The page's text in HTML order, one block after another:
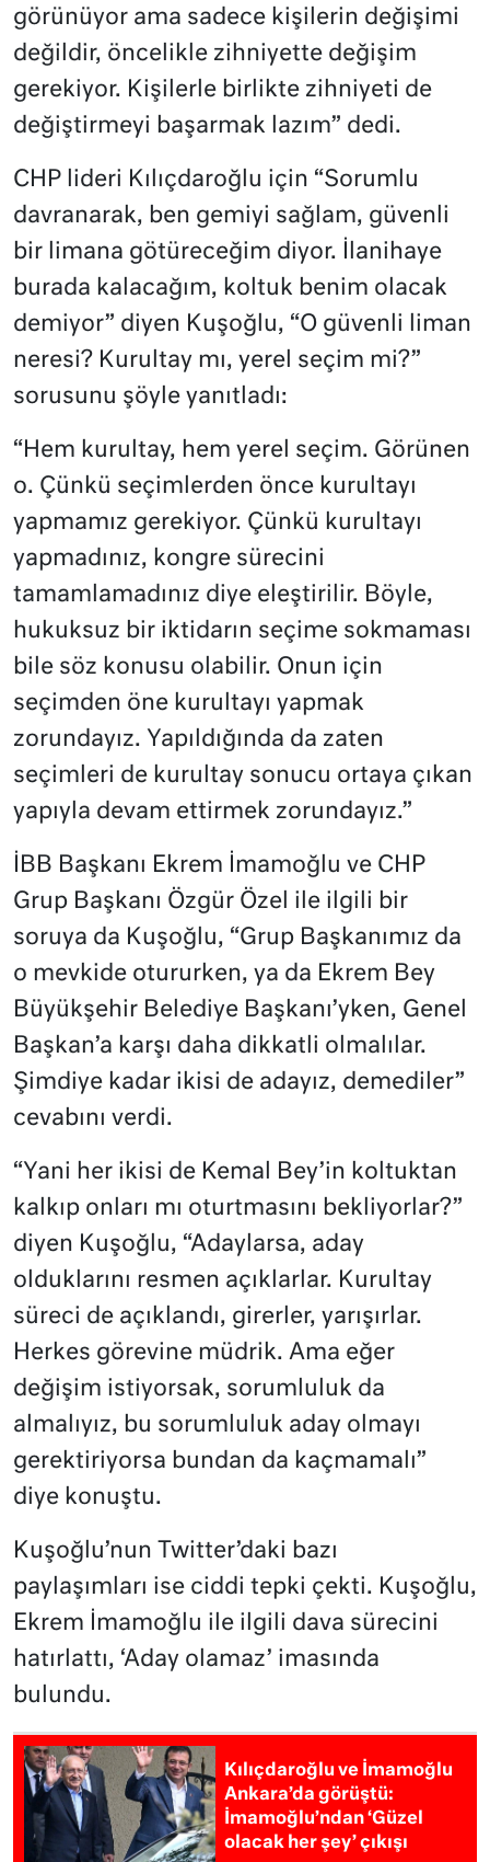
görünüyor ama sadece kişilerin değişimi
değildir, öncelikle zihniyette değişim
gerekiyor. Kişilerle birlikte zihniyeti de
değiştirmeyi başarmak lazım” dedi.
CHP lideri Kılıçdaroğlu için “Sorumlu
davranarak, ben gemiyi sağlam, güvenli
bir limana götüreceğim diyor. İlanihaye
burada kalacağım, koltuk benim olacak
demiyor” diyen Kuşoğlu, “O güvenli liman
neresi? Kurultay mı, yerel seçim mi?”
sorusunu şöyle yanıtladı:
“Hem kurultay, hem yerel seçim. Görünen
o. Çünkü seçimlerden önce kurultayı
yapmamız gerekiyor. Çünkü kurultayı
yapmadınız, kongre sürecini
tamamlamadınız diye eleştirilir. Böyle,
hukuksuz bir iktidarın seçime sokmaması
bile söz konusu olabilir. Onun için
seçimden öne kurultayı yapmak
zorundayız. Yapıldığında da zaten
seçimleri de kurultay sonucu ortaya çıkan
yapıyla devam ettirmek zorundayız.”
İBB Başkanı Ekrem İmamoğlu ve CHP
Grup Başkanı Özgür Özel ile ilgili bir
soruya da Kuşoğlu, “Grup Başkanımız da
o mevkide otururken, ya da Ekrem Bey
Büyükşehir Belediye Başkanı’yken, Genel
Başkan’a karşı daha dikkatli olmalılar.
Şimdiye kadar ikisi de adayız, demediler”
cevabını verdi.
“Yani her ikisi de Kemal Bey’in koltuktan
kalkıp onları mı oturtmasını bekliyorlar?”
diyen Kuşoğlu, “Adaylarsa, aday
olduklarını resmen açıklarlar. Kurultay
süreci de açıklandı, girerler, yarışırlar.
Herkes görevine müdrik. Ama eğer
değişim istiyorsak, sorumluluk da
almalıyız, bu sorumluluk aday olmayı
gerektiriyorsa bundan da kaçmamalı”
diye konuştu.
Kuşoğlu’nun Twitter’daki bazı
paylaşımları ise ciddi tepki çekti. Kuşoğlu,
Ekrem İmamoğlu ile ilgili dava sürecini
hatırlattı, ‘Aday olamaz’ imasında
bulundu.
Kılıçdaroğlu ve İmamoğlu
Ankara’da görüştü:
İmamoğlu’ndan ‘Güzel
olacak her şey’ çıkışı